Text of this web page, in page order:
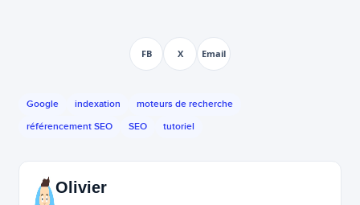
FB X Email
Google indexation
moteurs de recherche
référencement SEO
SEO tutoriel
Olivier